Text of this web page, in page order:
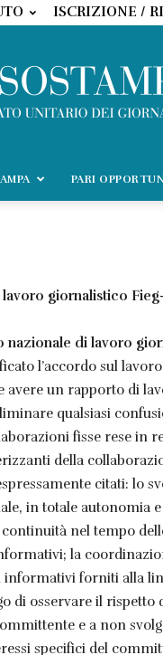
ISCRIZIONE /
PARI
giornalistico
nazionale di lavoro
l’accordo sul
avere un rapporto di
qualsiasi
fisse rese in
della
citati: lo
in totale autonomia
continuità nel tempo
la
forniti alla
di osservare il
e a non
specifici del